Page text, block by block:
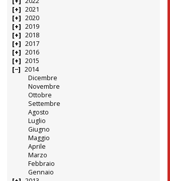
2021
2020
2019
2018
2017
2016
2015
2014
Dicembre
Novembre
Ottobre
Settembre
Agosto
Luglio
Giugno
Maggio
Aprile
Marzo
Febbraio
Gennaio